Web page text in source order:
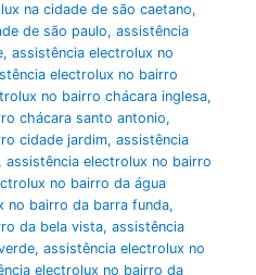
na cidade de são caetano,
de são paulo, assistência
, assistência electrolux no
electrolux no bairro
no bairro chácara inglesa,
chácara santo antonio,
cidade jardim, assistência
assistência electrolux no bairro
no bairro da água
no bairro da barra funda,
da bela vista, assistência
, assistência electrolux no
electrolux no bairro da